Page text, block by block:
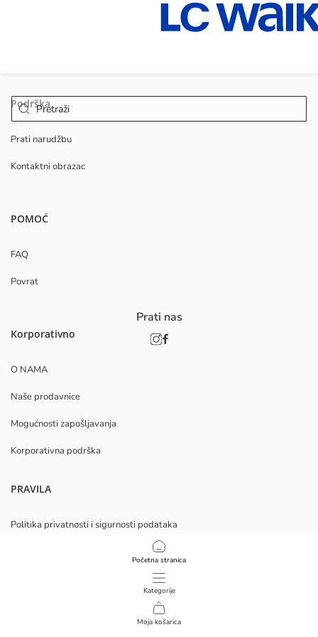
Početna stranica
Kategorije
Moja košarica
Podrška
Prati narudžbu
Kontaktni obrazac
POMOĆ
FAQ
Povrat
Korporativno
O NAMA
Naše prodavnice
Mogućnosti zapošljavanja
Korporativna podrška
PRAVILA
Politika privatnosti i sigurnosti podataka
Preuzmite našu aplikaciju
Prati nas